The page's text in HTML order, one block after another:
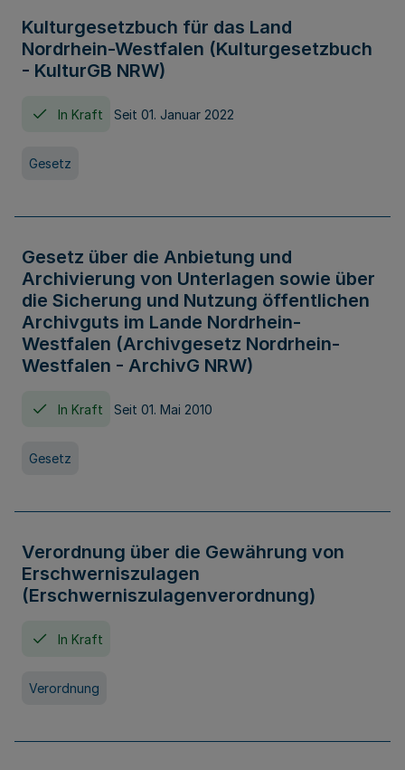
Kulturgesetzbuch für das Land
Nordrhein-Westfalen (Kulturgesetzbuch
- KulturGB NRW)
In Kraft Seit 01. Januar 2022
Gesetz
Gesetz über die Anbietung und
Archivierung von Unterlagen sowie über
die Sicherung und Nutzung öffentlichen
Archivguts im Lande Nordrhein-
Westfalen (Archivgesetz Nordrhein-
Westfalen - ArchivG NRW)
In Kraft Seit 01. Mai 2010
Gesetz
Verordnung über die Gewährung von
Erschwerniszulagen
(Erschwerniszulagenverordnung)
In Kraft
Verordnung